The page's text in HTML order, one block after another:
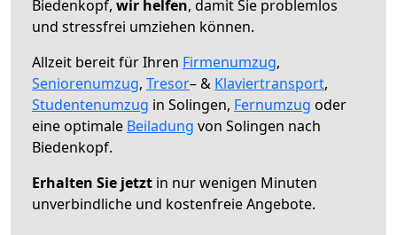
Biedenkopf, wir helfen, damit Sie problemlos
und stressfrei umziehen können.
Allzeit bereit für Ihren Firmenumzug,
Seniorenumzug, Tresor– & Klaviertransport,
Studentenumzug in Solingen, Fernumzug oder
eine optimale Beiladung von Solingen nach
Biedenkopf.
Erhalten Sie jetzt in nur wenigen Minuten
unverbindliche und kostenfreie Angebote.